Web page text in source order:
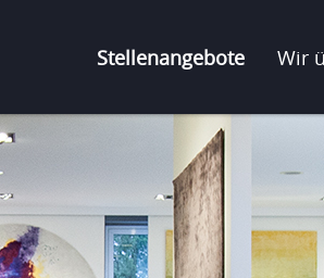
Stellenangebote Wir